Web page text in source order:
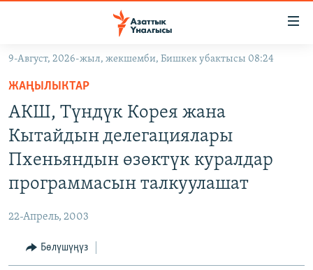
Навигацияга
өтүңүз
Издөөгө
салыңызКЫРГЫЗСТАН
УКРАИНА
БҮГҮН АЗАТТЫКТА
ЭКСПЕРТТЕР ТАЛДАЙТ
ПОДКАСТ
ӨЗГӨЧӨ ПИКИР
9-Август, 2026-жыл, жекшемби, Бишкек убактысы 08:24
ЖАҢЫЛЫКТАР
АКШ, Түндүк Корея жана
Кытайдын делегациялары
Пхеньяндын өзөктүк куралдар
программасын талкуулашат
22-Апрель, 2003
Бөлүшүңүз